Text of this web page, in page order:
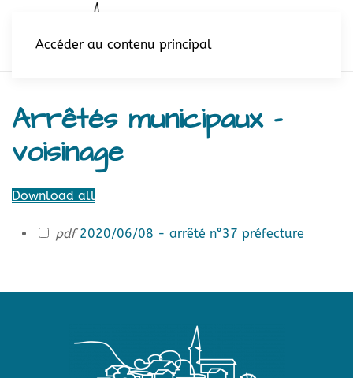
Accéder au contenu principal
Arrêtés municipaux -
voisinage
Download all
pdf 2020/06/08 - arrêté n°37 préfecture